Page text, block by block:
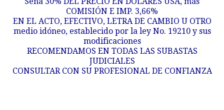
COMISIÓN E IMP. 3,66%
EN EL ACTO, EFECTIVO, LETRA DE CAMBIO U OTRO
medio idóneo, establecido por la ley No. 19210 y sus
modificaciones
RECOMENDAMOS EN TODAS LAS SUBASTAS
JUDICIALES
CONSULTAR CON SU PROFESIONAL DE CONFIANZA